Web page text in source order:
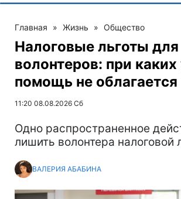
Главная » Жизнь » Общество
Налоговые льготы для
волонтеров: при
помощь не облагается
11:20 08.08.2026 Сб
Одно распространенное
лишить волонтера налоговой
ВАЛЕРИЯ АБАБИНА